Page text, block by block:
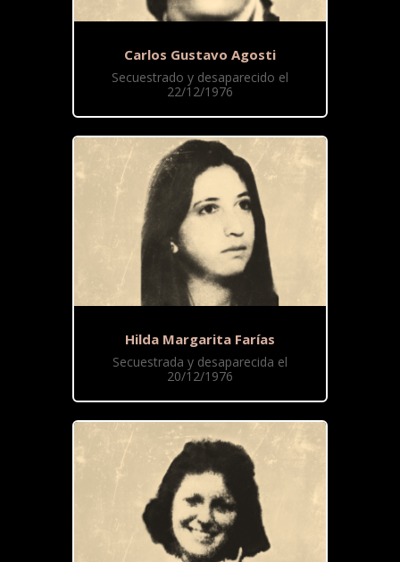
Carlos Gustavo Agosti
Secuestrado y desaparecido el
22/12/1976
Hilda Margarita Farías
Secuestrada y desaparecida el
20/12/1976